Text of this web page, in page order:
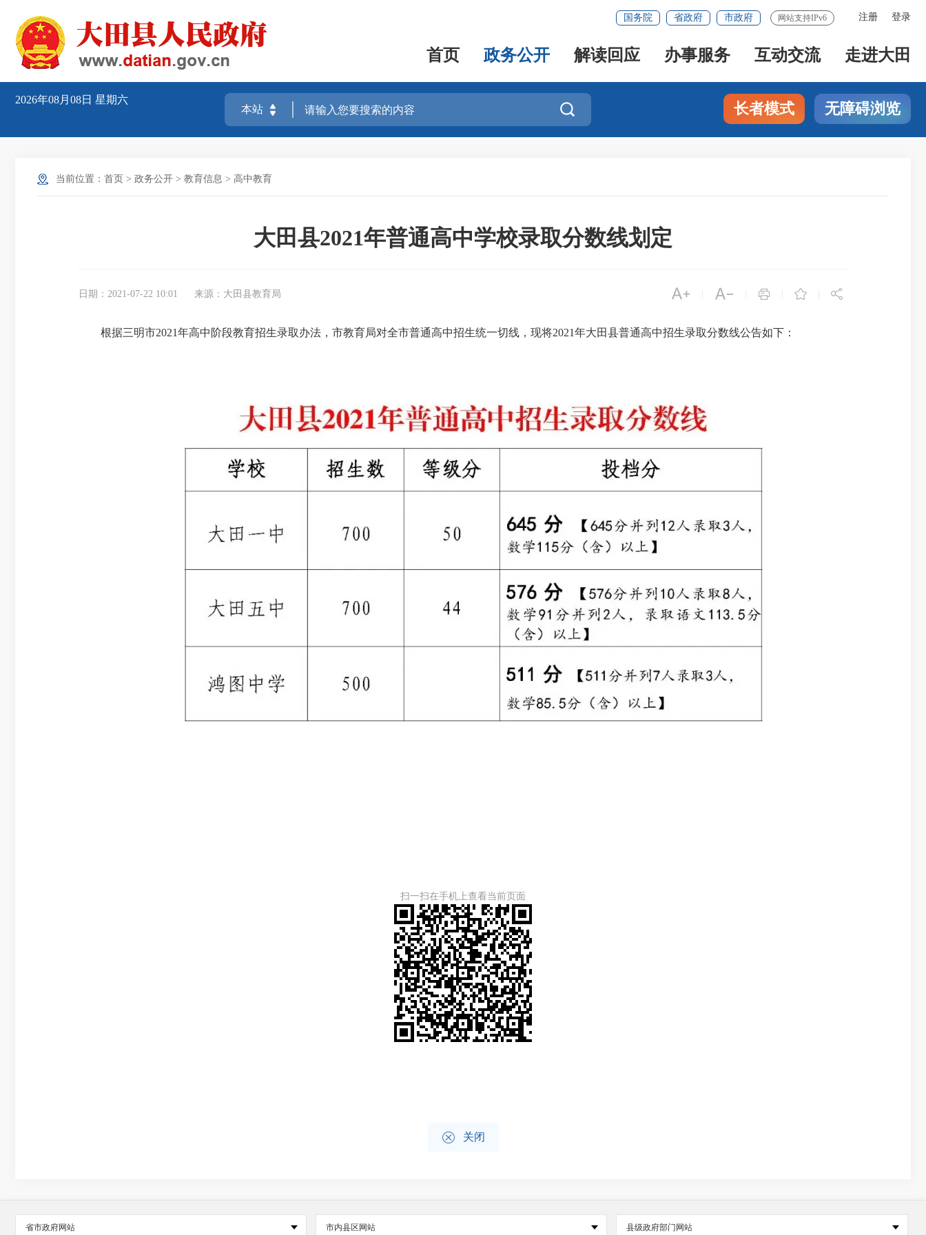
注册 登录
国务院 省政府 市政府 网站支持IPv6
首页 政务公开 解读回应 办事服务 互动交流 走进大田
2026年08月08日 星期六
 长者模式 无障碍浏览
当前位置： 首页 > 政务公开 > 教育信息 > 高中教育
大田县2021年普通高中学校录取分数线划定
日期：2021-07-22 10:01 来源：大田县教育局     
根据三明市2021年高中阶段教育招生录取办法，市教育局对全市普通高中招生统一切线，现将2021年大田县普通高中招生录取分数线公告如下：
扫一扫在手机上查看当前页面
 关闭
省市政府网站 市内县区网站 县级政府部门网站